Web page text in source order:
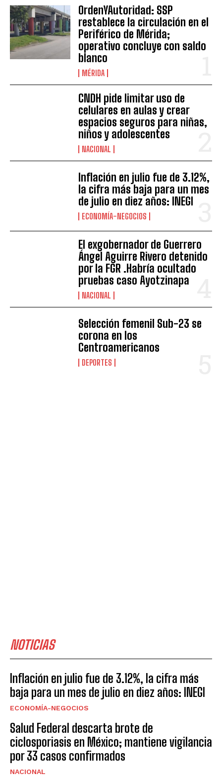
OrdenYAutoridad: SSP
restablece la circulación en el
Periférico de Mérida;
operativo concluye con saldo
blanco
MÉRIDA
CNDH pide limitar uso de
celulares en aulas y crear
espacios seguros para niñas,
niños y adolescentes
NACIONAL
Inflación en julio fue de 3.12%,
la cifra más baja para un mes
de julio en diez años: INEGI
ECONOMÍA-NEGOCIOS
El exgobernador de Guerrero
Ángel Aguirre Rivero detenido
por la FGR .Habría ocultado
pruebas caso Ayotzinapa
NACIONAL
Selección femenil Sub-23 se
corona en los
Centroamericanos
DEPORTES
NOTICIAS
Inflación en julio fue de 3.12%, la cifra más
baja para un mes de julio en diez años: INEGI
ECONOMÍA-NEGOCIOS
Salud Federal descarta brote de
ciclosporiasis en México; mantiene vigilancia
por 33 casos confirmados
NACIONAL